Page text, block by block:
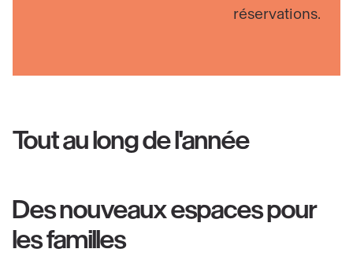
réservations.
Tout au long de l'année
Des nouveaux espaces pour
les familles